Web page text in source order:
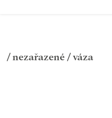
/ nezařazené / váza